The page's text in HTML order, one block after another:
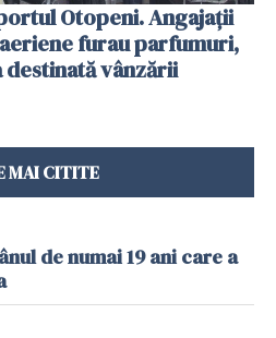
Otopeni. Angajații
furau parfumuri,
destinată vânzării
MAI CITITE
de numai 19 ani care a